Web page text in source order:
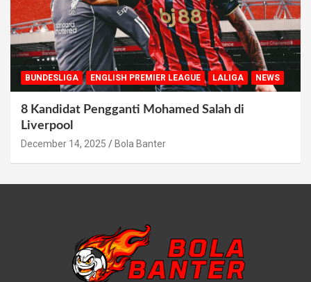
BUNDESLIGA ENGLISH PREMIER LEAGUE LALIGA NEWS
8 Kandidat Pengganti Mohamed Salah di
Liverpool
December 14, 2025 Bola Banter